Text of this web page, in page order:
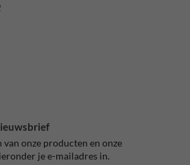
onze producten en onze
je e-mailadres in.